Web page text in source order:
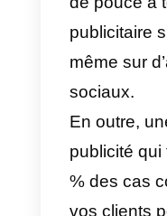
nous
voir
nom de